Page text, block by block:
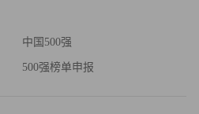
中国500强
500强榜单申报